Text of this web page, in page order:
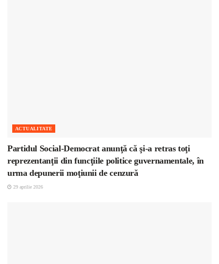
ACTUALITATE
Partidul Social-Democrat anunţă că şi-a retras toţi
reprezentanţii din funcţiile politice guvernamentale, în
urma depunerii moţiunii de cenzură
29 aprilie 2026